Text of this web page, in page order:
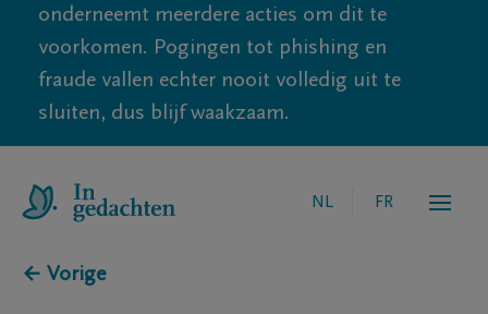
onderneemt meerdere acties om dit te
voorkomen. Pogingen tot phishing en
fraude vallen echter nooit volledig uit te
sluiten, dus blijf waakzaam.
NL FR
← Vorige